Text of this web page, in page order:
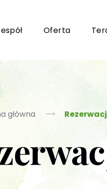
Oferta
i TUSy dla osób dorosłych
i małżeństwa
główna